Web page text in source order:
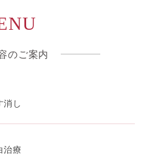
のご案内
消し
治療